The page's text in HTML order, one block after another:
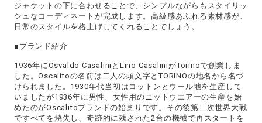
ジャケットの下に合わせることで、シンプルながらもスタイリッ
シュなコーディネートが完成します。高級感あふれる素材感が、
日常のスタイルを格上げしてくれることでしょう。
■ブランド紹介
1936年にOsvaldo CasaliniとLino CasaliniがTorinoで創業しま
した。Oscalitoの名前は二人の頭文字とTORINOの地名から名づ
けられました。1930年代当初はコットンとウール地を生産して
いましたが1936年に男性、女性用のニットウエアーの生産を始
めたのがOscalitoブランドの始まりです。その後第二次世界大戦
ですべてを焼失し、奇跡的に残された2台の機械で再スタートを